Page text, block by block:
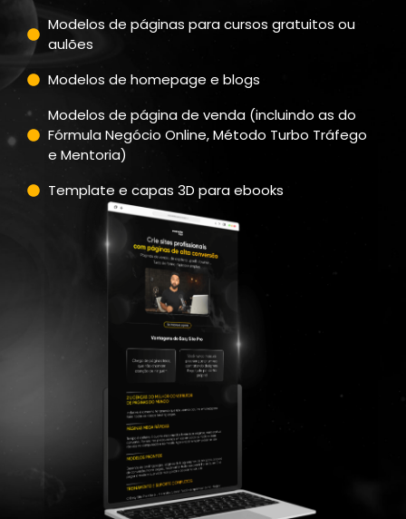
Modelos de páginas para cursos gratuitos ou
aulões
Modelos de homepage e blogs
Modelos de página de venda (incluindo as do
Fórmula Negócio Online, Método Turbo Tráfego
e Mentoria)
Template e capas 3D para ebooks